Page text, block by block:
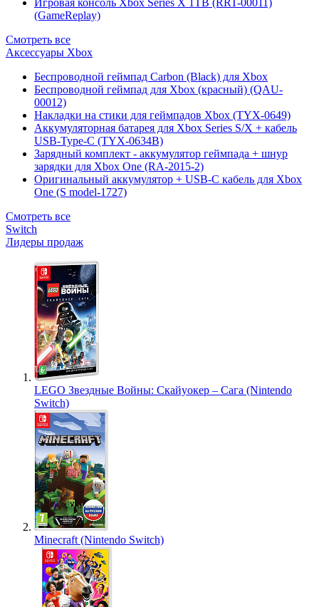
Игровая консоль Xbox Series X 1TB (RRT-00011)
(GameReplay)
Смотреть все
Аксессуары Xbox
Беспроводной геймпад Carbon (Black) для Xbox
Беспроводной геймпад для Xbox (красный) (QAU-
00012)
Накладки на стики для геймпадов Xbox (TYX-0649)
Аккумуляторная батарея для Xbox Series S/X + кабель
USB-Type-C (TYX-0634B)
Зарядный комплект - аккумулятор геймпада + шнур
зарядки для Xbox One (RA-2015-2)
Оригинальный аккумулятор + USB-C кабель для Xbox
One (S model-1727)
Смотреть все
Switch
Лидеры продаж
LEGO Звездные Войны: Скайуокер – Сага (Nintendo
Switch)
Minecraft (Nintendo Switch)